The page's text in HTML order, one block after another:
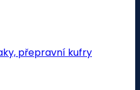
přepravní kufry